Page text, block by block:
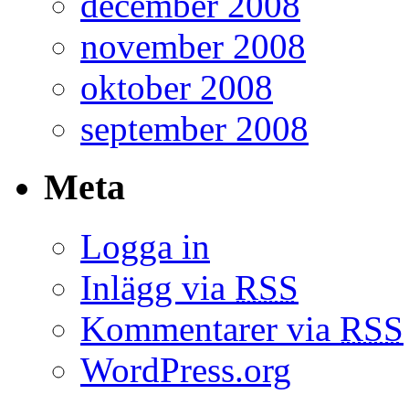
november 2008
oktober 2008
september 2008
Meta
Logga in
Inlägg via RSS
Kommentarer via RSS
WordPress.org